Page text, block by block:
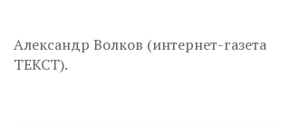
Александр Волков (интернет-газета
ТЕКСТ).